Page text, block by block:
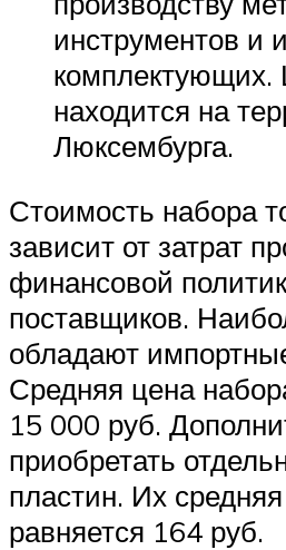
инструментов и
комплектующих.
находится на
Люксембурга.
Стоимость набора
зависит от затрат
финансовой
поставщиков.
обладают
Средняя цена
15 000 руб.
приобретать
пластин. Их
равняется 164 руб.